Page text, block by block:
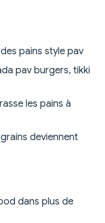
pains style pav
pav burgers, tikki
les pains à
deviennent
dans plus de